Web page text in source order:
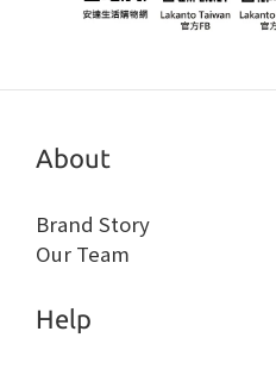
About
Brand Story
Our Team
Help